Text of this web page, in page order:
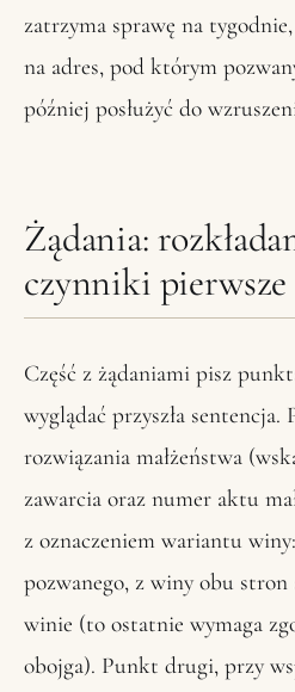
zatrzyma sprawę na
na adres, pod którym
później posłużyć do
Żądania:
czynniki pierwsze
Część z żądaniami pisz
wyglądać przyszła
rozwiązania małżeństwa
zawarcia oraz numer aktu
z oznaczeniem wariantu
pozwanego, z winy obu
winie (to ostatnie wymaga
obojga). Punkt drugi, przy